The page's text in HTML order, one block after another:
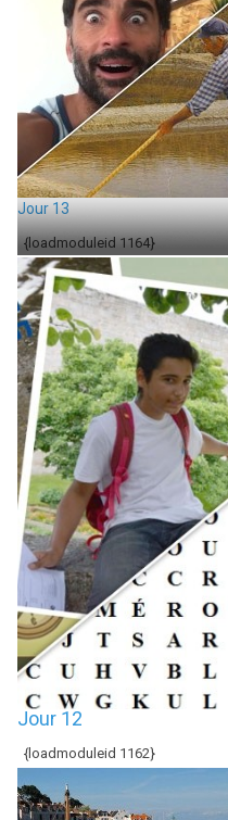
Jour 13
{loadmoduleid 1164}
Jour 12
{loadmoduleid 1162}